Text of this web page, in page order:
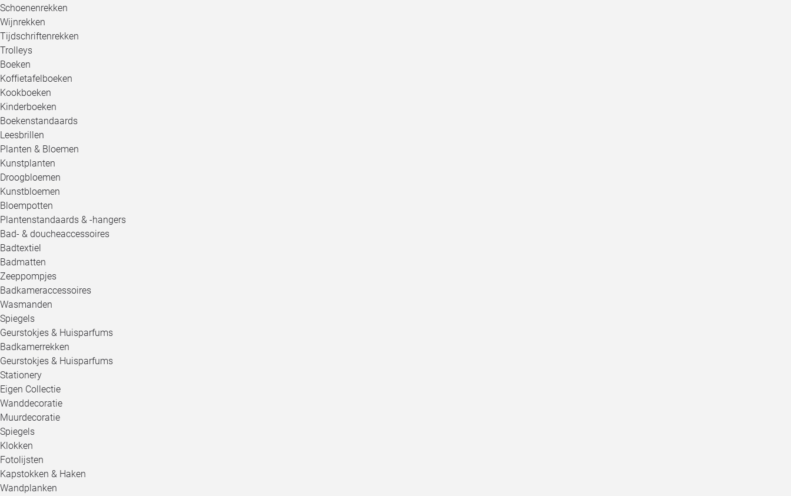
Schoenenrekken
Wijnrekken
Tijdschriftenrekken
Trolleys
Boeken
Koffietafelboeken
Kookboeken
Kinderboeken
Boekenstandaards
Leesbrillen
Planten & Bloemen
Kunstplanten
Droogbloemen
Kunstbloemen
Bloempotten
Plantenstandaards & -hangers
Bad- & doucheaccessoires
Badtextiel
Badmatten
Zeeppompjes
Badkameraccessoires
Wasmanden
Spiegels
Geurstokjes & Huisparfums
Badkamerrekken
Geurstokjes & Huisparfums
Stationery
Eigen Collectie
Wanddecoratie
Muurdecoratie
Spiegels
Klokken
Fotolijsten
Kapstokken & Haken
Wandplanken